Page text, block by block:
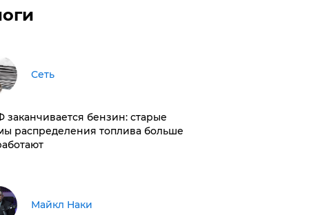
Сеть
заканчивается бензин: старые
распределения топлива больше
Майкл Наки